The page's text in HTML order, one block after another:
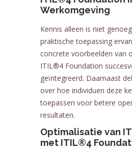
Werkomgeving
Kennis alleen is niet
praktische toepassing
concrete voorbeelden van
ITIL®4 Foundation
geïntegreerd. Daarnaast
over hoe individuen deze
toepassen voor betere
resultaten.
Optimalisatie van
met ITIL®4